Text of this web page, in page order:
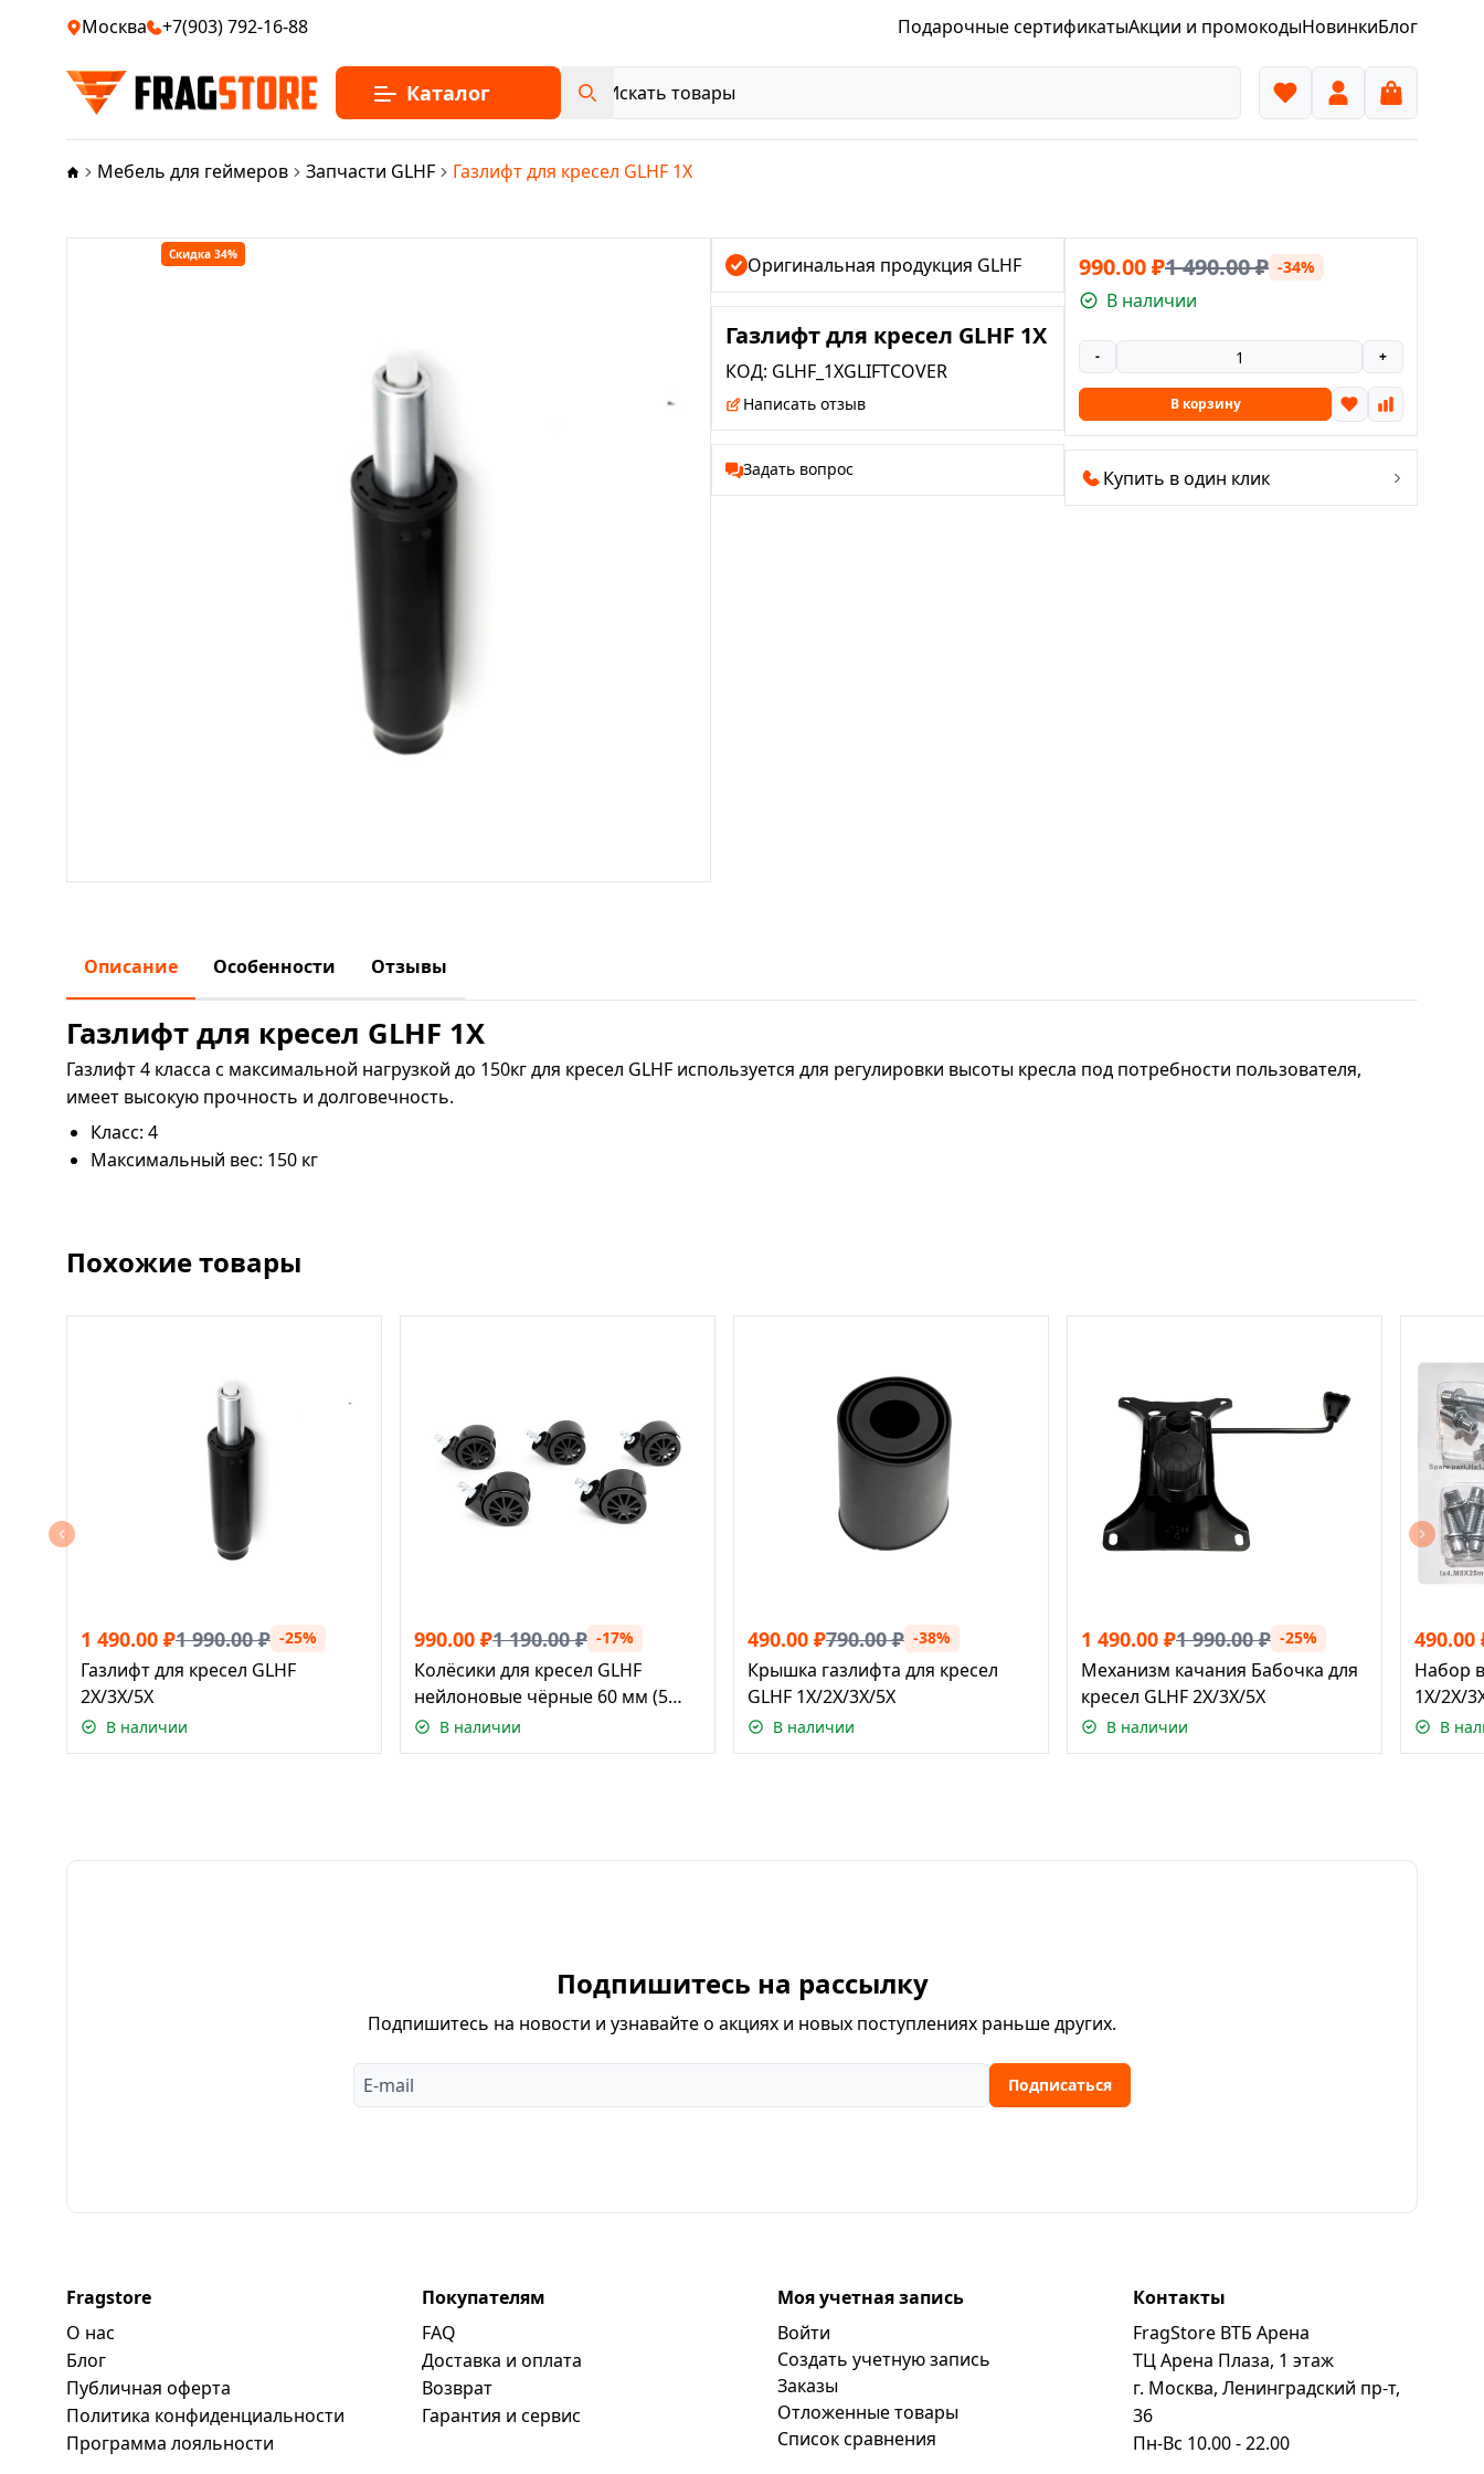
Москва +7(903) 792-16-88 Подарочные сертификатыАкции и промокодыНовинкиБлог
Каталог
Мебель для геймеров Запчасти GLHF Газлифт для кресел GLHF 1X
Скидка 34% Оригинальная продукция GLHF
Газлифт для кресел GLHF 1X
КОД: GLHF_1XGLIFTCOVER
Написать отзыв
Задать вопрос
990.00₽1 490.00₽ -34%
В наличии
- +
В корзину
Купить в один клик
Описание Особенности Отзывы
Газлифт для кресел GLHF 1X
Газлифт 4 класса с максимальной нагрузкой до 150кг для кресел GLHF используется для регулировки высоты кресла под потребности пользователя,
имеет высокую прочность и долговечность.
Класс: 4
Максимальный вес: 150 кг
Похожие товары
1 490.00 ₽1 990.00₽ -25%
Газлифт для кресел GLHF
2X/3X/5X
В наличии
990.00 ₽1 190.00₽ -17%
Колёсики для кресел GLHF
нейлоновые чёрные 60 мм (5
шт)В наличии
490.00 ₽790.00₽ -38%
Крышка газлифта для кресел
GLHF 1X/2X/3X/5X
В наличии
1 490.00 ₽1 990.00₽ -25%
Механизм качания Бабочка для
кресел GLHF 2X/3X/5X
В наличии
490.00
Набор
1X/2X/
В
Подпишитесь на рассылку
Подпишитесь на новости и узнавайте о акциях и новых поступлениях раньше других.
Подписаться
Fragstore
О нас
Блог
Публичная оферта
Политика конфиденциальности
Программa лояльности
Покупателям
FAQ
Доставка и оплата
Возврат
Гарантия и сервис
Моя учетная запись
Войти
Создать учетную запись
Заказы
Отложенные товары
Список сравнения
Контакты
FragStore ВТБ Арена
ТЦ Арена Плаза, 1 этаж
г. Москва, Ленинградский пр-т,
36
Пн-Вс 10.00 - 22.00